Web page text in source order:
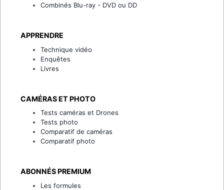
Combinés Blu-ray - DVD ou DD
APPRENDRE
Technique vidéo
Enquêtes
Livres
CAMÉRAS ET PHOTO
Tests caméras et Drones
Tests photo
Comparatif de caméras
Comparatif photo
ABONNÉS PREMIUM
Les formules